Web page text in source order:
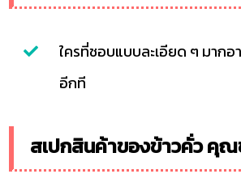
ใครที่ชอบแบบละเอียด ๆ มากอ
อีกที
สเปกสินค้าของข้าวคั่ว คุ